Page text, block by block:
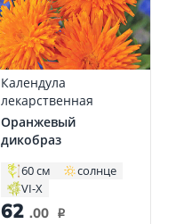
Календула
лекарственная
Оранжевый
дикобраз
60 см
солнце
VI-X
62 .00 i